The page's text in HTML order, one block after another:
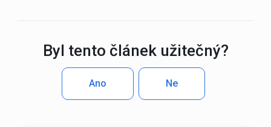
Byl tento článek užitečný?
Ne
Ano